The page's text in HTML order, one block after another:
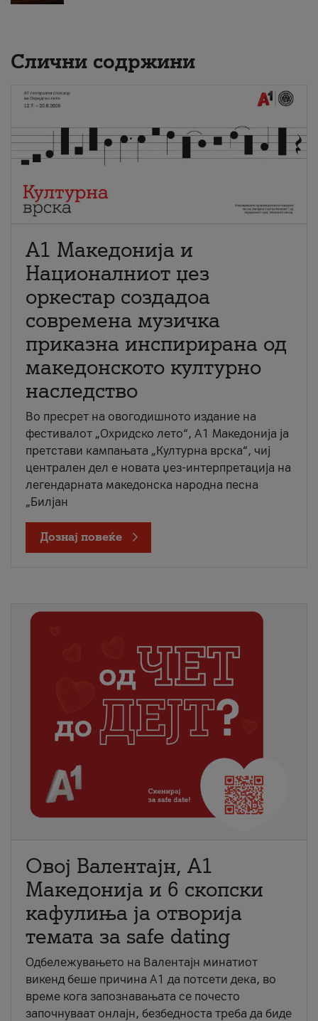
Слични содржини
А1 Македонија и
Националниот џез
оркестар создадоа
современа музичка
приказна инспирирана од
македонското културно
наследство
Во пресрет на овогодишното издание на
фестивалот „Охридско лето“, А1 Македонија ја
претстави кампањата „Културна врска“, чиј
централен дел е новата џез-интерпретација на
легендарната македонска народна песна
„Билјан
Дознај повеќе
Овој Валентајн, A1
Македонија и 6 скопски
кафулиња ја отворија
темата за safe dating
Одбележувањето на Валентајн минатиот
викенд беше причина А1 да потсети дека, во
време кога запознавањата се почесто
започнуваат онлајн, безбедноста треба да биде